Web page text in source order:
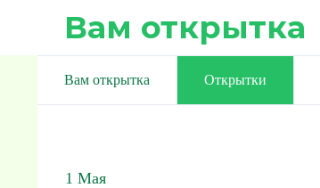
Вам открытка
Вам открытка Открытки
1 Мая